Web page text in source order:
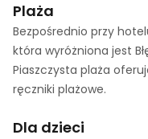
Plaża
Bezpośrednio przy
która wyróżniona jest
Piaszczysta plaża
ręczniki plażowe.
Dla dzieci